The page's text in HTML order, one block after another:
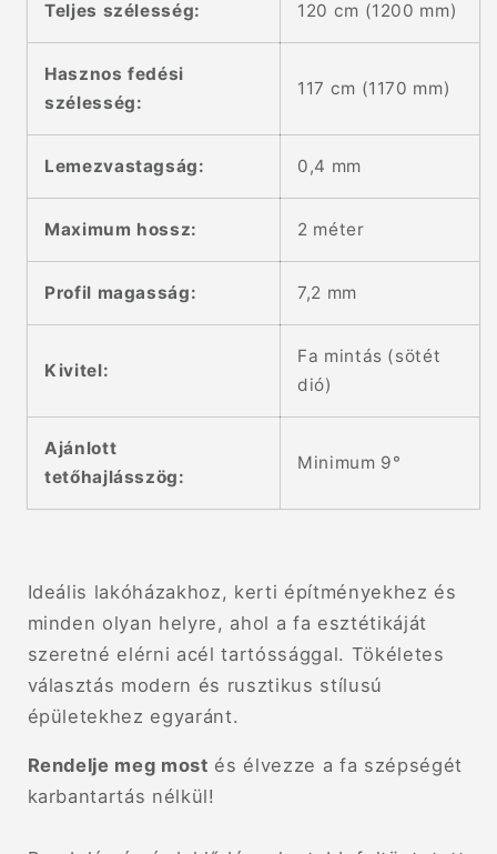
Teljes szélesség: 120 cm (1200 mm)
Hasznos fedési
szélesség:
117 cm (1170 mm)
Lemezvastagság: 0,4 mm
Maximum hossz: 2 méter
Profil magasság: 7,2 mm
Kivitel:
Fa mintás (sötét
dió)
Ajánlott
tetőhajlásszög:
Minimum 9°
Ideális lakóházakhoz, kerti építményekhez és
minden olyan helyre, ahol a fa esztétikáját
szeretné elérni acél tartóssággal. Tökéletes
választás modern és rusztikus stílusú
épületekhez egyaránt.
Rendelje meg most és élvezze a fa szépségét
karbantartás nélkül!